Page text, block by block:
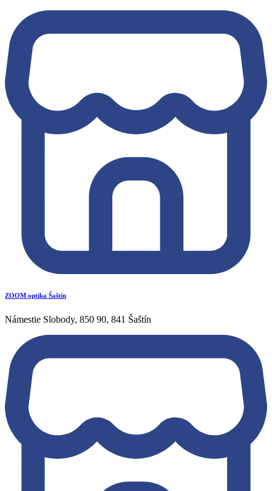
ZOOM optika Šaštín
Námestie Slobody, 850 90, 841 Šaštín